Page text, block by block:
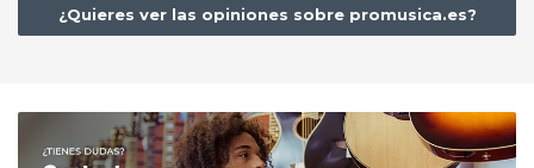
¿Quieres ver las opiniones sobre promusica.es?